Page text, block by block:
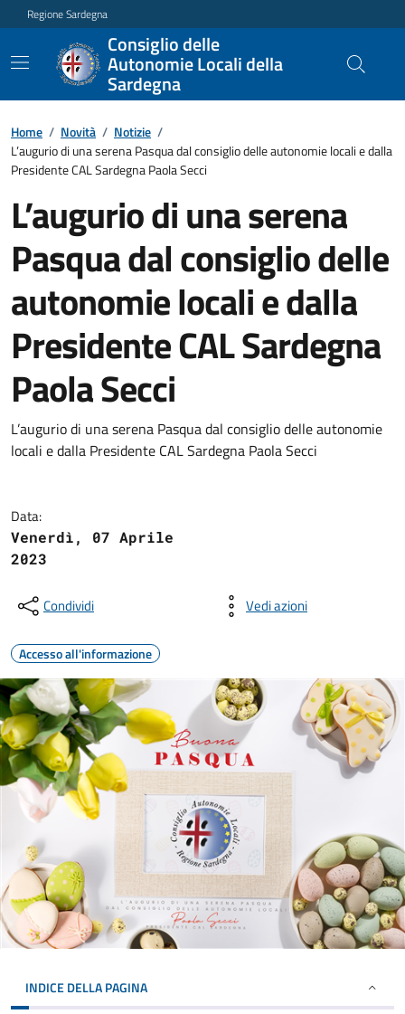
Regione Sardegna
Consiglio delle
Autonomie Locali della
Sardegna
Home / Novità / Notizie /
L’augurio di una serena Pasqua dal consiglio delle autonomie locali e dalla
Presidente CAL Sardegna Paola Secci
L’augurio di una serena
Pasqua dal consiglio delle
autonomie locali e dalla
Presidente CAL Sardegna
Paola Secci
L’augurio di una serena Pasqua dal consiglio delle autonomie
locali e dalla Presidente CAL Sardegna Paola Secci
Data:
Venerdì, 07 Aprile
2023
Condividi Vedi azioni
Accesso all'informazione
INDICE DELLA PAGINA